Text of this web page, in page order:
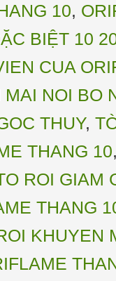
10,
BIỆT 10
CUA
NOI BO
THUY,
THANG 10
ROI GIAM
THANG
KHUYEN